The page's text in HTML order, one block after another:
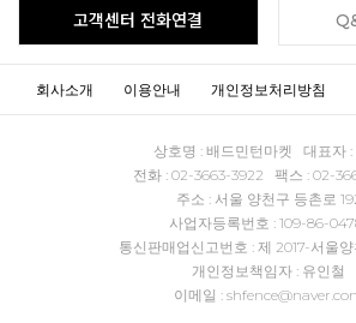
고객센터 전화연결
회사소개 이용안내 개인정보처리방침
상호명 : 배드민턴마켓 대표자 :
전화 : 02-3663-3922 팩스 : 02-
주소 : 서울 양천구 등촌로
사업자등록번호 : 109-86-
통신판매업신고번호 : 제 2017-서울
개인정보책임자 : 유인철
이메일 :